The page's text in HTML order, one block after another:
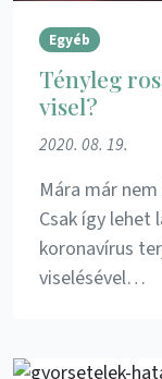
Egyéb
Tényleg
visel?
2020. 08. 19.
Mára már
Csak így lehet
koronavírus
viselésével…